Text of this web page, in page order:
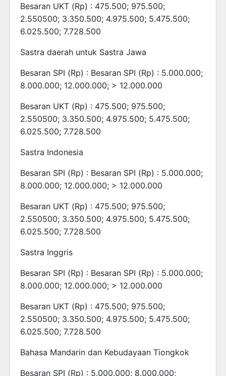
Besaran UKT (Rp) : 475.500; 975.500;
2.550500; 3.350.500; 4.975.500; 5.475.500;
6.025.500; 7.728.500
Sastra daerah untuk Sastra Jawa
Besaran SPI (Rp) : Besaran SPI (Rp) : 5.000.000;
8.000.000; 12.000.000; > 12.000.000
Besaran UKT (Rp) : 475.500; 975.500;
2.550500; 3.350.500; 4.975.500; 5.475.500;
6.025.500; 7.728.500
Sastra Indonesia
Besaran SPI (Rp) : Besaran SPI (Rp) : 5.000.000;
8.000.000; 12.000.000; > 12.000.000
Besaran UKT (Rp) : 475.500; 975.500;
2.550500; 3.350.500; 4.975.500; 5.475.500;
6.025.500; 7.728.500
Sastra Inggris
Besaran SPI (Rp) : Besaran SPI (Rp) : 5.000.000;
8.000.000; 12.000.000; > 12.000.000
Besaran UKT (Rp) : 475.500; 975.500;
2.550500; 3.350.500; 4.975.500; 5.475.500;
6.025.500; 7.728.500
Bahasa Mandarin dan Kebudayaan Tiongkok
Besaran SPI (Rp) : 5.000.000; 8.000.000;